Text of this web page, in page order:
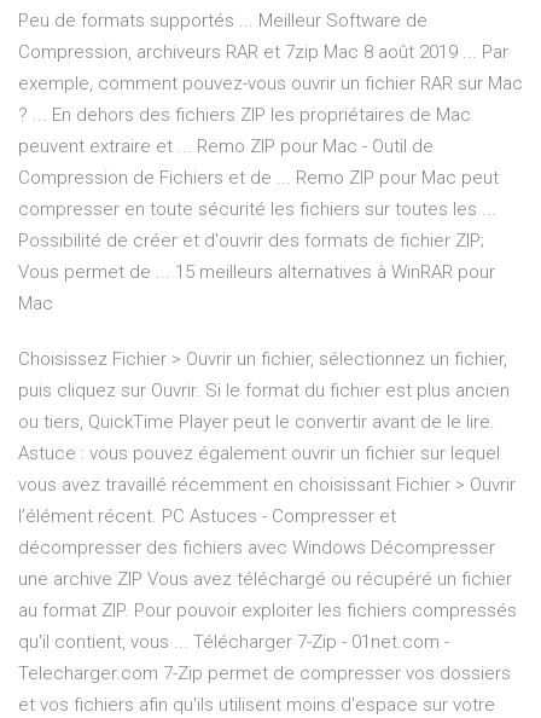
Peu de formats supportés ... Meilleur Software de
Compression, archiveurs RAR et 7zip Mac 8 août 2019 ... Par
exemple, comment pouvez-vous ouvrir un fichier RAR sur Mac
? ... En dehors des fichiers ZIP les propriétaires de Mac
peuvent extraire et ... Remo ZIP pour Mac - Outil de
Compression de Fichiers et de ... Remo ZIP pour Mac peut
compresser en toute sécurité les fichiers sur toutes les ...
Possibilité de créer et d'ouvrir des formats de fichier ZIP;
Vous permet de ... 15 meilleurs alternatives à WinRAR pour
Mac
Choisissez Fichier > Ouvrir un fichier, sélectionnez un fichier,
puis cliquez sur Ouvrir. Si le format du fichier est plus ancien
ou tiers, QuickTime Player peut le convertir avant de le lire.
Astuce : vous pouvez également ouvrir un fichier sur lequel
vous avez travaillé récemment en choisissant Fichier > Ouvrir
l’élément récent. PC Astuces - Compresser et
décompresser des fichiers avec Windows Décompresser
une archive ZIP Vous avez téléchargé ou récupéré un fichier
au format ZIP. Pour pouvoir exploiter les fichiers compressés
qu'il contient, vous ... Télécharger 7-Zip - 01net.com -
Telecharger.com 7-Zip permet de compresser vos dossiers
et vos fichiers afin qu'ils utilisent moins d'espace sur votre